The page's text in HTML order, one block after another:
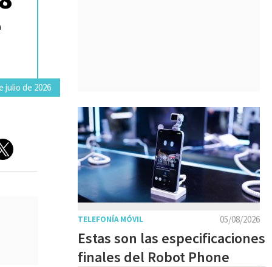
julio de 2026
05/08/2026
TELEFONÍA MÓVIL
Estas son las especificaciones
finales del Robot Phone